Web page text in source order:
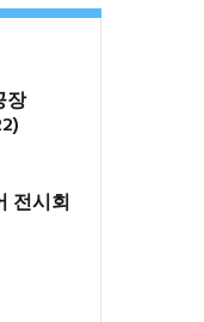
장
전시회